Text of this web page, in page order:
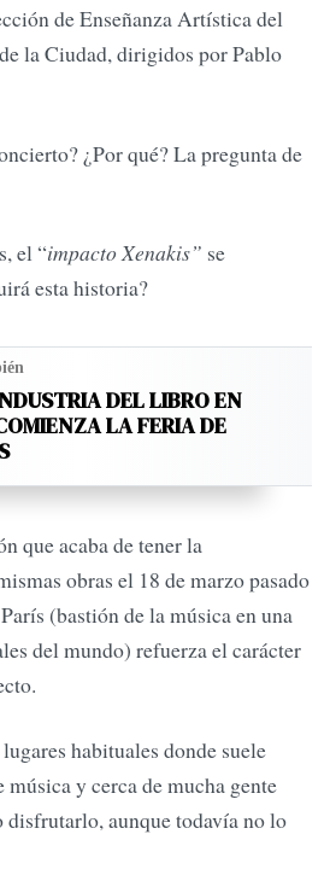
de Enseñanza Artística del
la Ciudad, dirigidos por Pablo
¿Por qué? La pregunta de
el “impacto Xenakis” se
esta historia?
DEL LIBRO EN
LA FERIA DE
que acaba de tener la
obras el 18 de marzo pasado
(bastión de la música en una
del mundo) refuerza el carácter
habituales donde suele
música y cerca de mucha gente
disfrutarlo, aunque todavía no lo